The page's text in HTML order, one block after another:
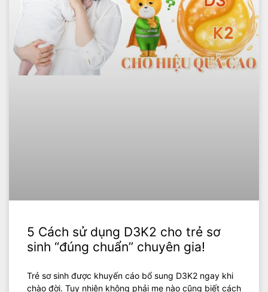
5 Cách sử dụng D3K2 cho trẻ sơ
sinh “đúng chuẩn” chuyên gia!
Trẻ sơ sinh được khuyến cáo bổ sung D3K2 ngay khi
chào đời. Tuy nhiên không phải mẹ nào cũng biết cách